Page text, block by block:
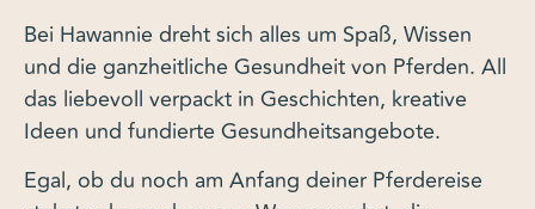
Bei Hawannie dreht sich alles um Spaß, Wissen
und die ganzheitliche Gesundheit von Pferden. All
das liebevoll verpackt in Geschichten, kreative
Ideen und fundierte Gesundheitsangebote.
Egal, ob du noch am Anfang deiner Pferdereise